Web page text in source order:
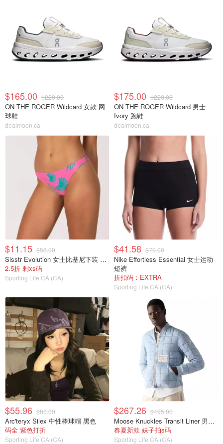
$165.00 $220.00
ON THE ROGER Wildcard 女款 网
球鞋
dealmoon.ca
$175.00 $220.00
ON THE ROGER Wildcard 男士
Ivory 跑鞋
dealmoon.ca
$11.15 $56.00
Sisstr Evolution 女士比基尼下装 粉色
2.5折 剩xs码
Sporting Life CA (CA)
$41.58 $70.00
Nike Effortless Essential 女士运动
短裤
折扣码：EXTRA
Sporting Life CA (CA)
$55.96 $80.00
Arc'teryx Silex 中性棒球帽 黑色
码全 紫色打折
Sporting Life CA (CA)
$267.26 $495.00
Moose Knuckles Transit Liner 男士羽绒飞行夹克
春夏新款 妹子拍s码
Sporting Life CA (CA)